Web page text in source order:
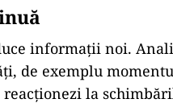
organizarea
de platformă.
licitației, pentru